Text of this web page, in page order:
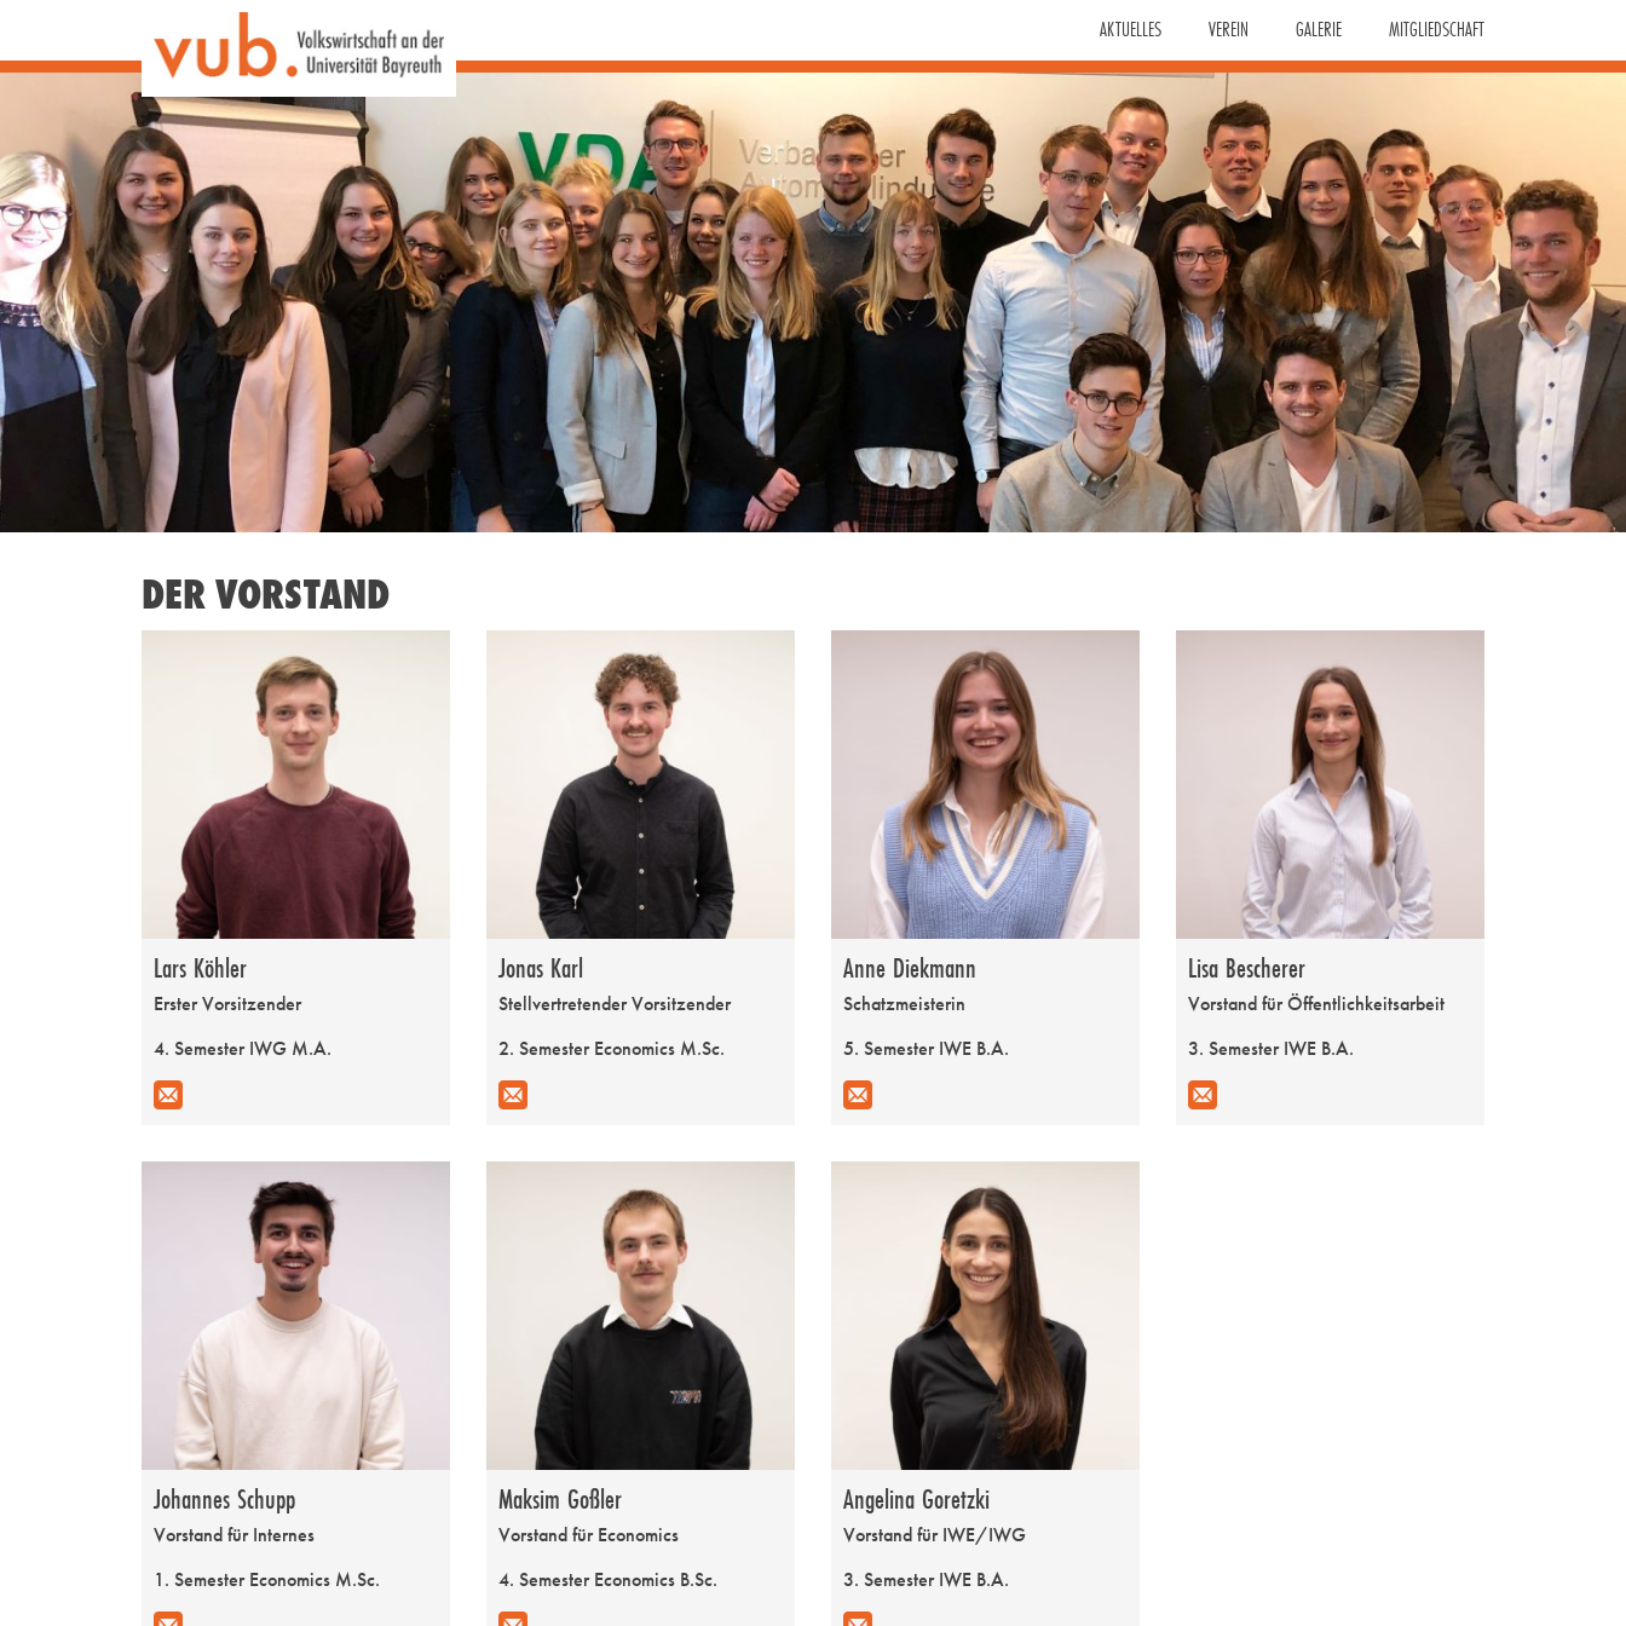
AKTUELLES VEREIN GALERIE MITGLIEDSCHAFT
DER VORSTAND
Lars Köhler
Erster Vorsitzender
4. Semester IWG M.A.
Jonas Karl
Stellvertretender Vorsitzender
2. Semester Economics M.Sc.
Anne Diekmann
Schatzmeisterin
5. Semester IWE B.A.
Lisa Bescherer
Vorstand für Öffentlichkeitsarbeit
3. Semester IWE B.A.
Johannes Schupp
Vorstand für Internes
1. Semester Economics M.Sc.
Maksim Goßler
Vorstand für Economics
4. Semester Economics B.Sc.
Angelina Goretzki
Vorstand für IWE/IWG
3. Semester IWE B.A.